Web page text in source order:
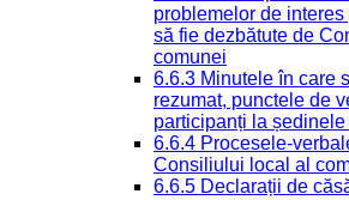
problemelor de
să fie dezbătute de
comunei
6.6.3 Minutele în care
rezumat, punctele de
participanți la
6.6.4 Procesele-
Consiliului local al
6.6.5 Declarații de